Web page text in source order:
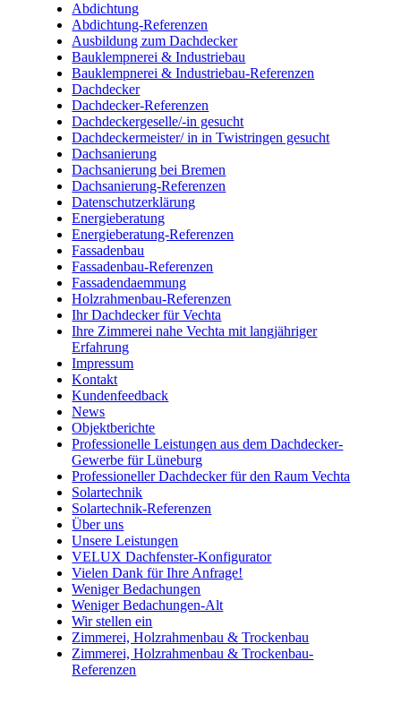
Abdichtung
Abdichtung-Referenzen
Ausbildung zum Dachdecker
Bauklempnerei & Industriebau
Bauklempnerei & Industriebau-Referenzen
Dachdecker
Dachdecker-Referenzen
Dachdeckergeselle/-in gesucht
Dachdeckermeister/ in in Twistringen gesucht
Dachsanierung
Dachsanierung bei Bremen
Dachsanierung-Referenzen
Datenschutzerklärung
Energieberatung
Energieberatung-Referenzen
Fassadenbau
Fassadenbau-Referenzen
Fassadendaemmung
Holzrahmenbau-Referenzen
Ihr Dachdecker für Vechta
Ihre Zimmerei nahe Vechta mit langjähriger
Erfahrung
Impressum
Kontakt
Kundenfeedback
News
Objektberichte
Professionelle Leistungen aus dem Dachdecker-
Gewerbe für Lüneburg
Professioneller Dachdecker für den Raum Vechta
Solartechnik
Solartechnik-Referenzen
Über uns
Unsere Leistungen
VELUX Dachfenster-Konfigurator
Vielen Dank für Ihre Anfrage!
Weniger Bedachungen
Weniger Bedachungen-Alt
Wir stellen ein
Zimmerei, Holzrahmenbau & Trockenbau
Zimmerei, Holzrahmenbau & Trockenbau-
Referenzen